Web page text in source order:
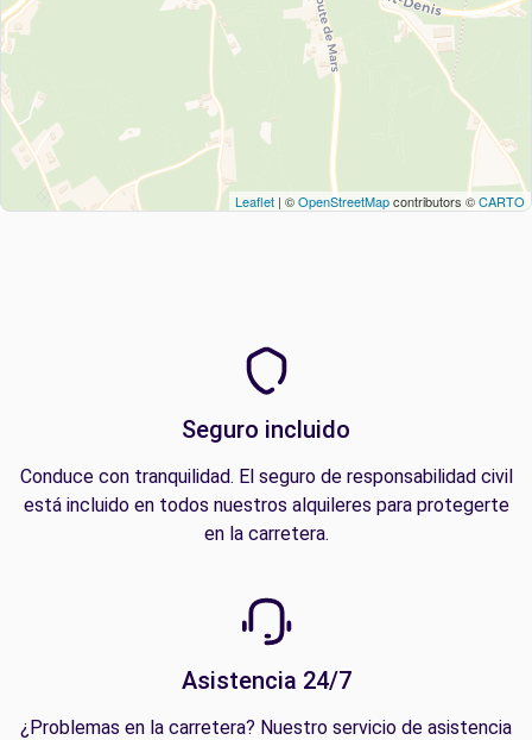
Leaflet | ©OpenStreetMapcontributors ©CARTO
Seguro incluido
Conduce con tranquilidad. El seguro de responsabilidad civil
está incluido en todos nuestros alquileres para protegerte
en la carretera.
Asistencia 24/7
¿Problemas en la carretera? Nuestro servicio de asistencia